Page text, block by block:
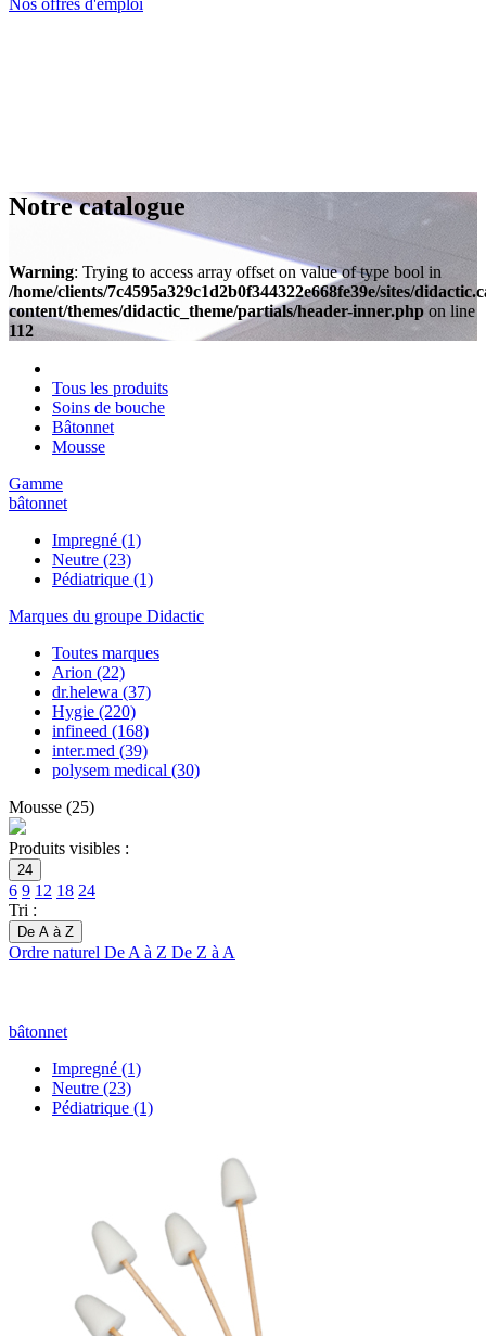
Notre catalogue
Warning: Trying to access array offset on value of type bool in
/home/clients/7c4595a329c1d2b0f344322e668fe39e/sites/
content/themes/didactic_theme/partials/header-inner.php on line
112
Tous les produits
Soins de bouche
Bâtonnet
Mousse
Gamme
bâtonnet
Impregné (1)
Neutre (23)
Pédiatrique (1)
Marques du groupe Didactic
Toutes marques
Arion (22)
dr.helewa (37)
Hygie (220)
infineed (168)
inter.med (39)
polysem medical (30)
Mousse (25)
Produits visibles :
24
6 9 12 18 24
Tri :
De A à Z
Ordre naturel De A à Z De Z à A
bâtonnet
Impregné (1)
Neutre (23)
Pédiatrique (1)